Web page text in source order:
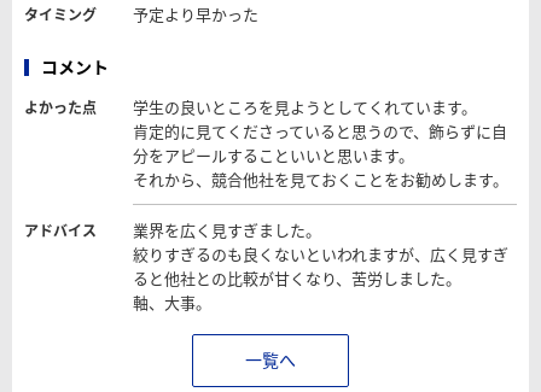
タイミング 予定より早かった
コメント
よかった点
学生の良いところを見ようとしてくれています。
肯定的に見てくださっていると思うので、飾らずに自
分をアピールすることいいと思います。
それから、競合他社を見ておくことをお勧めします。
アドバイス
業界を広く見すぎました。
絞りすぎるのも良くないといわれますが、広く見すぎ
ると他社との比較が甘くなり、苦労しました。
軸、大事。
一覧へ